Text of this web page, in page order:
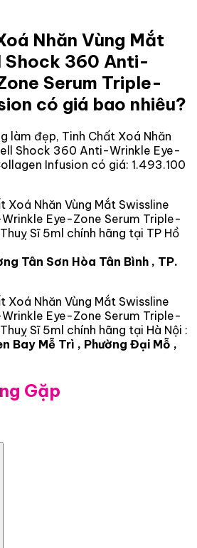
Nhăn Vùng Mắt
Shock 360 Anti-
Serum Triple-
có giá bao nhiêu?
làm đẹp, Tinh Chất Xoá Nhăn
Shock 360 Anti-Wrinkle Eye-
Infusion có giá: 1.493.100
Xoá Nhăn Vùng Mắt Swissline
Eye-Zone Serum Triple-
Sĩ 5ml chính hãng tại TP Hồ
Tân Sơn Hòa Tân Bình , TP.
Xoá Nhăn Vùng Mắt Swissline
Eye-Zone Serum Triple-
Sĩ 5ml chính hãng tại Hà Nội :
Bay Mễ Trì , Phường Đại Mỗ ,
Gặp